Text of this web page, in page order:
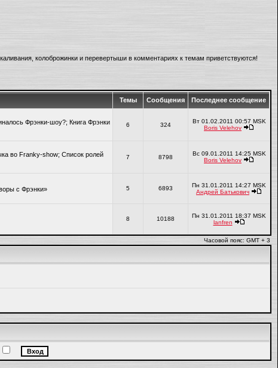
колоброжинки и перевертыши в комментариях к темам приветствуются!
Темы Сообщения Последнее сообщение
Фрэнки-шоу?; Книга Фрэнки
6 324
Вт 01.02.2011 00:57 MSK
Boris Velehov
во Franky-show; Список ролей
7 8798
Вс 09.01.2011 14:25 MSK
Boris Velehov
с Фрэнки» 5 6893
Пн 31.01.2011 14:27 MSK
Андрей Батькович
8 10188
Пн 31.01.2011 18:37 MSK
lanfren
Часовой пояс: GMT + 3